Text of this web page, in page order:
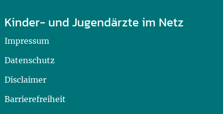
Kinder- und Jugendärzte im Netz
Impressum
Datenschutz
Disclaimer
Barrierefreiheit